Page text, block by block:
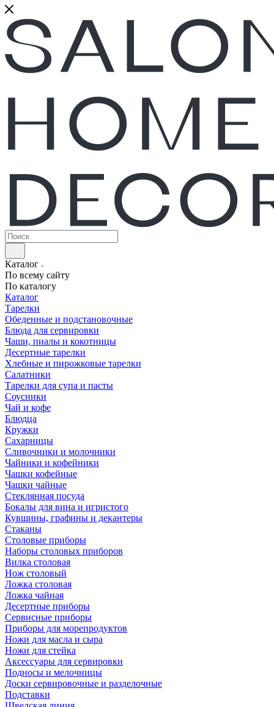
Каталог
По всему сайту
По каталогу
Каталог
Тарелки
Обеденные и подстановочные
Блюда для сервировки
Чаши, пиалы и кокотницы
Десертные тарелки
Хлебные и пирожковые тарелки
Салатники
Тарелки для супа и пасты
Соусники
Чай и кофе
Блюдца
Кружки
Сахарницы
Сливочники и молочники
Чайники и кофейники
Чашки кофейные
Чашки чайные
Стеклянная посуда
Бокалы для вина и игристого
Кувшины, графины и декантеры
Стаканы
Столовые приборы
Наборы столовых приборов
Вилка столовая
Нож столовый
Ложка столовая
Ложка чайная
Десертные приборы
Сервисные приборы
Приборы для морепродуктов
Ножи для масла и сыра
Ножи для стейка
Аксессуары для сервировки
Подносы и мелочницы
Доски сервировочные и разделочные
Подставки